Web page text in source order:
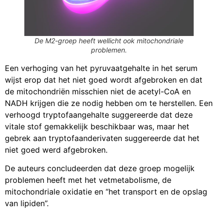
De M2-groep heeft wellicht ook mitochondriale
problemen.
Een verhoging van het pyruvaatgehalte in het serum
wijst erop dat het niet goed wordt afgebroken en dat
de mitochondriën misschien niet de acetyl-CoA en
NADH krijgen die ze nodig hebben om te herstellen. Een
verhoogd tryptofaangehalte suggereerde dat deze
vitale stof gemakkelijk beschikbaar was, maar het
gebrek aan tryptofaanderivaten suggereerde dat het
niet goed werd afgebroken.
De auteurs concludeerden dat deze groep mogelijk
problemen heeft met het vetmetabolisme, de
mitochondriale oxidatie en “het transport en de opslag
van lipiden”.